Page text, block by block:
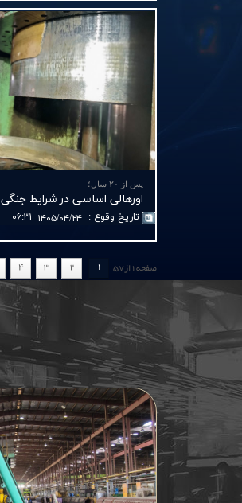
پس از ۲۰ سال؛
اورهالی اساسی در شرایط جنگی
تاريخ وقوع : ۱۴۰۵/۰۴/۲۴ ۰۶:۳۱
صفحه1 از 57
1
2
3
4